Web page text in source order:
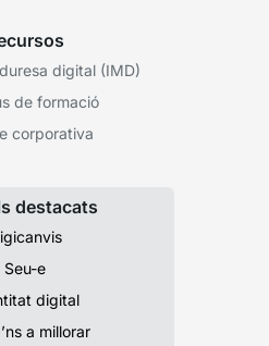
digital (IMD)
de formació
corporativa
destacats
Seu-e
digital
a millorar